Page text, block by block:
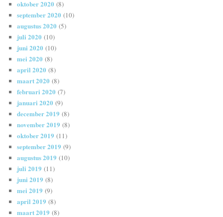
oktober 2020 (8)
september 2020 (10)
augustus 2020 (5)
juli 2020 (10)
juni 2020 (10)
mei 2020 (8)
april 2020 (8)
maart 2020 (8)
februari 2020 (7)
januari 2020 (9)
december 2019 (8)
november 2019 (8)
oktober 2019 (11)
september 2019 (9)
augustus 2019 (10)
juli 2019 (11)
juni 2019 (8)
mei 2019 (9)
april 2019 (8)
maart 2019 (8)